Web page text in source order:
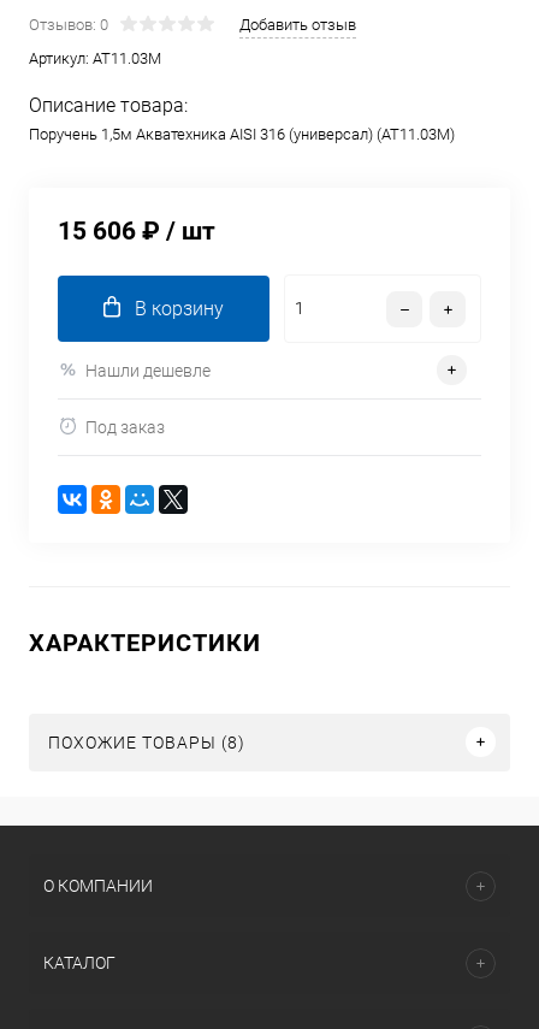
Отзывов: 0
Добавить отзыв
Артикул: AT11.03M
Описание товара:
Поручень 1,5м Акватехника AISI 316 (универсал) (AT11.03M)
15 606 ₽ / шт
В корзину
Нашли дешевле
Под заказ
ХАРАКТЕРИСТИКИ
ПОХОЖИЕ ТОВАРЫ (8)
О КОМПАНИИ
КАТАЛОГ